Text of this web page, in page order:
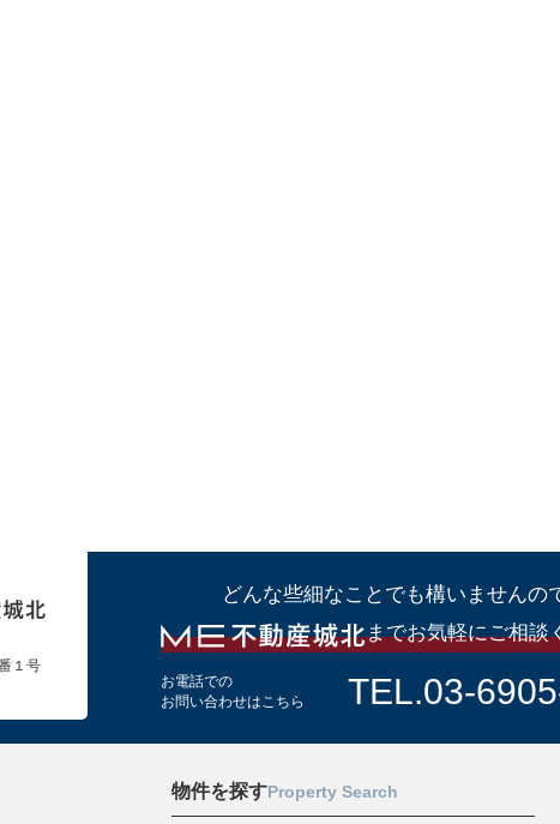
１号
どんな些細なことでも構いませんの
までお気軽にご相談
お電話での
お問い合わせはこちら
TEL.03-
物件を探すProperty Search